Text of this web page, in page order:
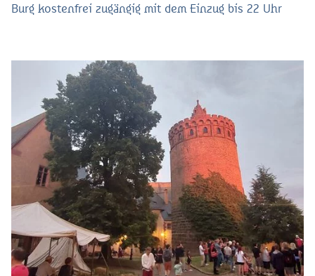
Burg kostenfrei zugängig mit dem Einzug bis 22 Uhr